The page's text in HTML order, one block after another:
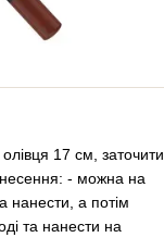
17 см, заточити
- можна на
нанести, а потім
та нанести на